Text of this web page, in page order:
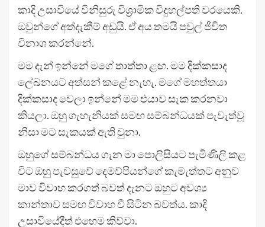
කාදි උසාවියේ විනිසුරු විශ්‍රාමික විදුහල්පති වරයෙකි.
ඔවුන්ගේ අත්දැකීම් අඩුයි. ඒ අය තමයි පවුල් ජීවිත
විනාශ කරන්නේ.
මම දැන් ඉන්නේ මගේ තාත්තා ළඟ. මම දික්කසාද
ලේඛනයට අත්සන් කළේ නැහැ. මගේ මහත්තයා
දික්කසාද වෙලා ඉන්නේ මම එයාව සැක කරනවා
කියලා. ඔහු ගැහැනියක් සමඟ සම්බන්ධයක් පැවැත්වූ
නිසා මට සැකයක් ඇති වුනා.
ඔහුගේ සම්බන්ධය ගැන මා පොලිසියට පැමිණිලි කළ
විට ඔහු පැවසුවේ දෙමව්පියන්ගේ කැමැත්තට අනුව
මාව විවාහ කරගත් බවත් දැනට ඔහුට අවශ්‍ය
කාන්තාව සමඟ විවාහ වී සිටින බවත්ය. කාදි
උසාවියේදීත් එහෙම කිව්වා.